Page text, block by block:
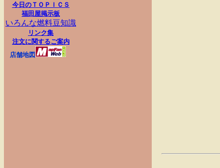
今日のＴＯＰＩＣＳ
福田屋掲示板
いろんな燃料豆知識
リンク集
注文に関するご案内
店舗地図